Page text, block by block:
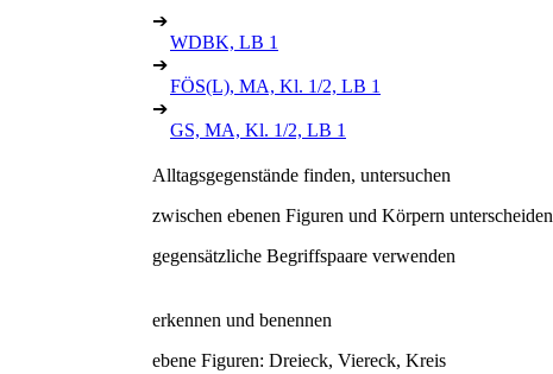
➔
WDBK, LB 1
➔
FÖS(L), MA, Kl. 1/2, LB 1
➔
GS, MA, Kl. 1/2, LB 1
Alltagsgegenstände finden, untersuchen
zwischen ebenen Figuren und Körpern unterscheiden
gegensätzliche Begriffspaare verwenden
erkennen und benennen
ebene Figuren: Dreieck, Viereck, Kreis